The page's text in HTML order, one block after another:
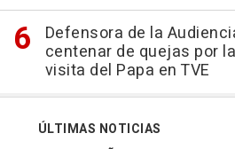
Defensora de la
centenar de quejas por
visita del Papa en TVE
ÚLTIMAS NOTICIAS